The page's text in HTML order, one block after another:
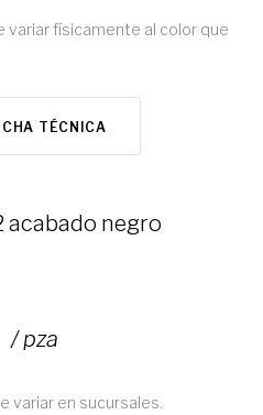
variar físicamente al color que
TÉCNICA
acabado negro
/ pza
variar en sucursales.